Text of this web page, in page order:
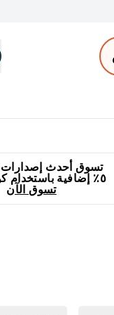
تسوق أحدث إصدارات
٥٪ إضافية باستخدام كود محدود
تسوق الآن